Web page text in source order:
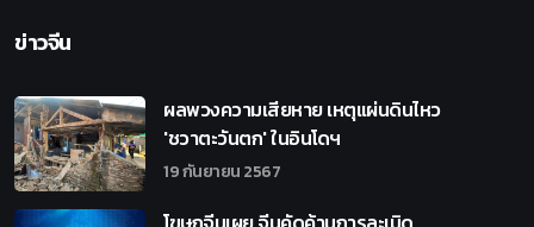
ข่าวจีน
ผลพวงความเสียหาย เหตุแผ่นดินไหว
'ชวาตะวันตก' ในอินโดฯ
19 กันยายน 2567